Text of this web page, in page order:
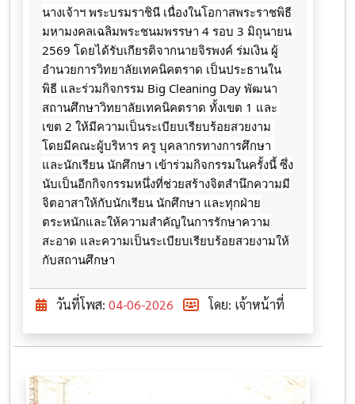
นางเจ้าฯ พระบรมราชินี เนื่องในโอกาสพระราชพิธี
มหามงคลเฉลิมพระชนมพรรษา 4 รอบ 3 มิถุนายน
2569 โดยได้รับเกียรติจากนายจิรพงค์ ร่มเงิน ผู้
อำนวยการวิทยาลัยเทคนิคตราด เป็นประธานใน
พิธี และร่วมกิจกรรม Big Cleaning Day พัฒนา
สถานศึกษาวิทยาลัยเทคนิคตราด ทั้งเขต 1 และ
เขต 2 ให้มีความเป็นระเบียบเรียบร้อยสวยงาม
โดยมีคณะผู้บริหาร ครู บุคลากรทางการศึกษา
และนักเรียน นักศึกษา เข้าร่วมกิจกรรมในครั้งนี้ ซึ่ง
นับเป็นอีกกิจกรรมหนึ่งที่ช่วยสร้างจิตสำนึกความมี
จิตอาสาให้กับนักเรียน นักศึกษา และทุกฝ่าย
ตระหนักและให้ความสำคัญในการรักษาความ
สะอาด และความเป็นระเบียบเรียบร้อยสวยงามให้
กับสถานศึกษา
วันที่โพส: 04-06-2026 โดย: เจ้าหน้าที่